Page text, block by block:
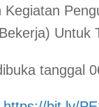
Untuk
tanggal